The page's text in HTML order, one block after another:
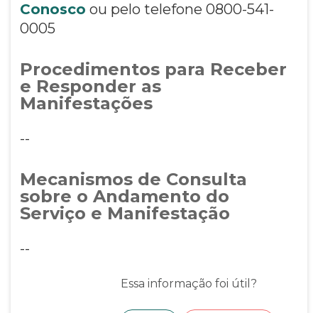
Conosco ou pelo telefone 0800-541-
0005
Procedimentos para Receber
e Responder as
Manifestações
--
Mecanismos de Consulta
sobre o Andamento do
Serviço e Manifestação
--
Essa informação foi útil?